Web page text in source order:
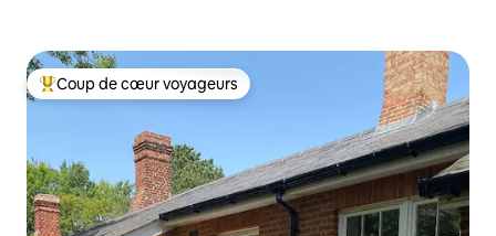
Coups de cœur voyageurs les plus appréciés
Coup de cœur voyageurs